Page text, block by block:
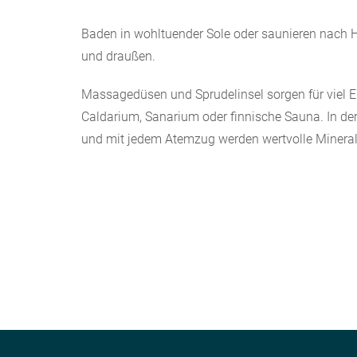
Baden in wohltuender Sole oder saunieren
und draußen.
Massagedüsen und Sprudelinsel sorgen für viel
Caldarium, Sanarium oder finnische Sauna. In
und mit jedem Atemzug werden wertvolle